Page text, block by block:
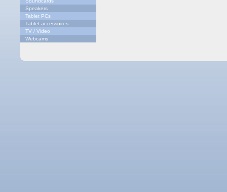
Speakers
Tablet PCs
Tablet-accessoires
TV / Video
Webcams